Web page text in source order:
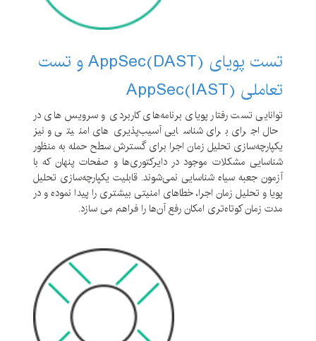
تست پویای (AppSec(DAST و تست
تعاملی (AppSec(IAST
توانایی تست رفتار پویای برنامه‌های کاربردی و سرویس های در
حال اجرای برای شناسایی آسیب‌پذیری‌های امنیتی و نیز
یکپارچه‌سازی تحلیل زمان اجرا برای گسترش سطح حمله به منظور
شناسایی مشکلات موجود در دایرکتوری‌ها و صفحات پنهان که با
آزمون جعبه سیاه شناسایی نمی‌شوند. قابلیت یکپارچه‌سازی تحلیل
پویا و تحلیل زمان اجرا، خطاهای امنیتی بیشتری را پیدا نموده و در
مدت زمان کوتاه‌تری امکان رفع آن‌ها را فراهم می سازد.